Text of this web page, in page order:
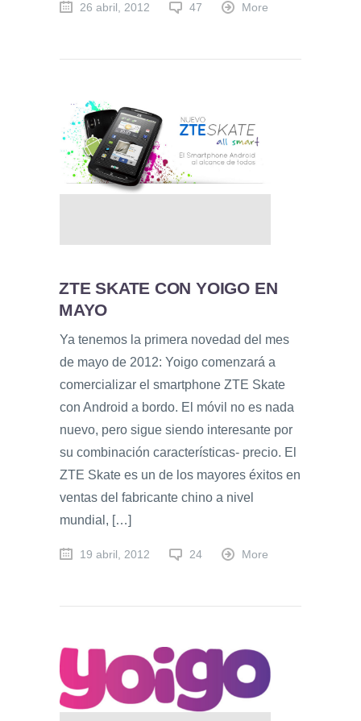
26 abril, 2012 47 More
ZTE SKATE CON YOIGO EN
MAYO
Ya tenemos la primera novedad del mes
de mayo de 2012: Yoigo comenzará a
comercializar el smartphone ZTE Skate
con Android a bordo. El móvil no es nada
nuevo, pero sigue siendo interesante por
su combinación características- precio. El
ZTE Skate es un de los mayores éxitos en
ventas del fabricante chino a nivel
mundial, […]
19 abril, 2012 24 More